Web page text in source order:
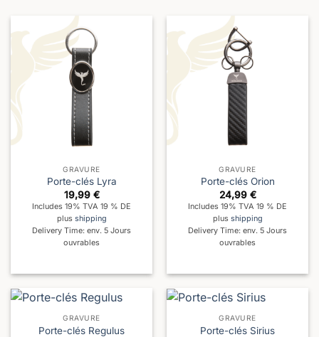
GRAVURE
Porte-clés Lyra
19,99 €
Includes 19% TVA 19 % DE
plus shipping
Delivery Time: env. 5 Jours
ouvrables
GRAVURE
Porte-clés Orion
24,99 €
Includes 19% TVA 19 % DE
plus shipping
Delivery Time: env. 5 Jours
ouvrables
GRAVURE
Porte-clés Regulus
GRAVURE
Porte-clés Sirius